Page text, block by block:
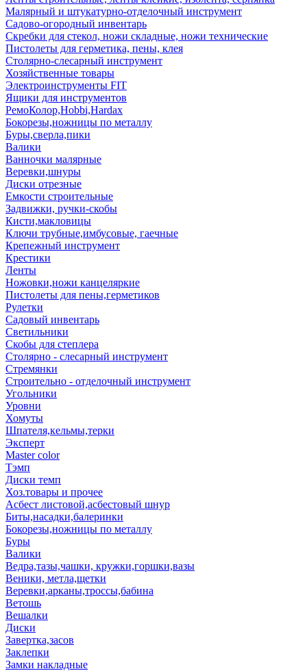
Малярный и штукатурно-отделочный инструмент
Садово-огородный инвентарь
Скребки для стекол, ножи складные, ножи технические
Пистолеты для герметика, пены, клея
Столярно-слесарный инструмент
Хозяйственные товары
Электроинструменты FIT
Ящики для инструментов
РемоКолор,Hobbi,Hardax
Бокорезы,ножницы по металлу
Буры,сверла,пики
Валики
Ванночки малярные
Веревки,шнуры
Диски отрезные
Емкости строительные
Задвижки, ручки-скобы
Кисти,макловицы
Ключи трубные,имбусовые, гаечные
Крепежный инструмент
Крестики
Ленты
Ножовки,ножи канцеляркие
Пистолеты для пены,герметиков
Рулетки
Садовый инвентарь
Светильники
Скобы для степлера
Столярно - слесарный инструмент
Стремянки
Строительно - отделочный инструмент
Угольники
Уровни
Хомуты
Шпателя,кельмы,терки
Эксперт
Master color
Тэмп
Диски темп
Хоз.товары и прочее
Асбест листовой,асбестовый шнур
Биты,насадки,балеринки
Бокорезы,ножницы по металлу
Буры
Валики
Ведра,тазы,чашки, кружки,горшки,вазы
Веники, метла,щетки
Веревки,арканы,троссы,бабина
Ветошь
Вешалки
Диски
Завертка,засов
Заклепки
Замки накладные